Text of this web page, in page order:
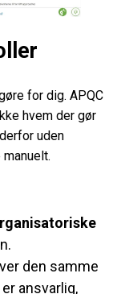
for dig. APQC
hvem der gør
uden
den samme
ansvarlig,